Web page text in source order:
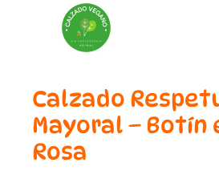
Calzado
Mayoral – Botín
Rosa